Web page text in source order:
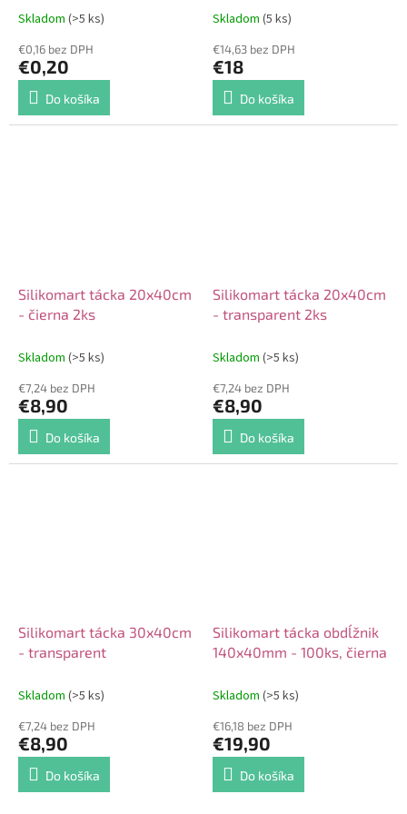
Skladom (>5 ks)
€0,16 bez DPH
€0,20
Do košíka
Skladom (5 ks)
€14,63 bez DPH
€18
Do košíka
Silikomart tácka 20x40cm
- čierna 2ks
Skladom (>5 ks)
€7,24 bez DPH
€8,90
Do košíka
Silikomart tácka 20x40cm
- transparent 2ks
Skladom (>5 ks)
€7,24 bez DPH
€8,90
Do košíka
Silikomart tácka 30x40cm
- transparent
Skladom (>5 ks)
€7,24 bez DPH
€8,90
Do košíka
Silikomart tácka obdĺžnik
140x40mm - 100ks, čierna
Skladom (>5 ks)
€16,18 bez DPH
€19,90
Do košíka